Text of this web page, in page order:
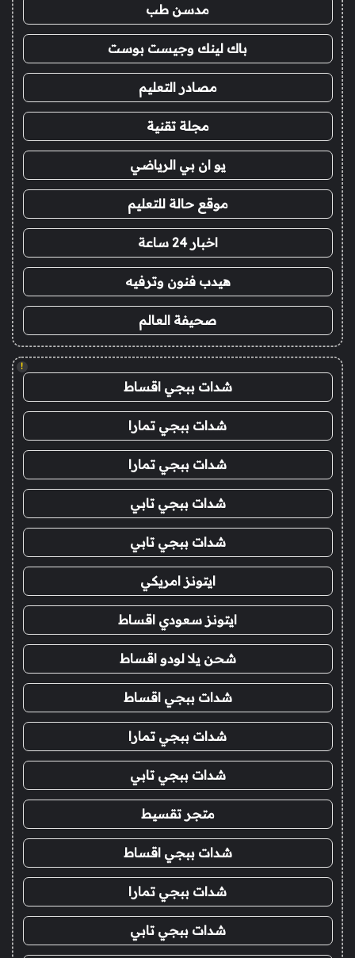
مدسن طب
باك لينك وجيست بوست
مصادر التعليم
مجلة تقنية
يو ان بي الرياضي
موقع حالة للتعليم
اخبار 24 ساعة
هيدب فنون وترفيه
صحيفة العالم
!
شدات ببجي اقساط
شدات ببجي تمارا
شدات ببجي تمارا
شدات ببجي تابي
شدات ببجي تابي
ايتونز امريكي
ايتونز سعودي اقساط
شحن يلا لودو اقساط
شدات ببجي اقساط
شدات ببجي تمارا
شدات ببجي تابي
متجر تقسيط
شدات ببجي اقساط
شدات ببجي تمارا
شدات ببجي تابي